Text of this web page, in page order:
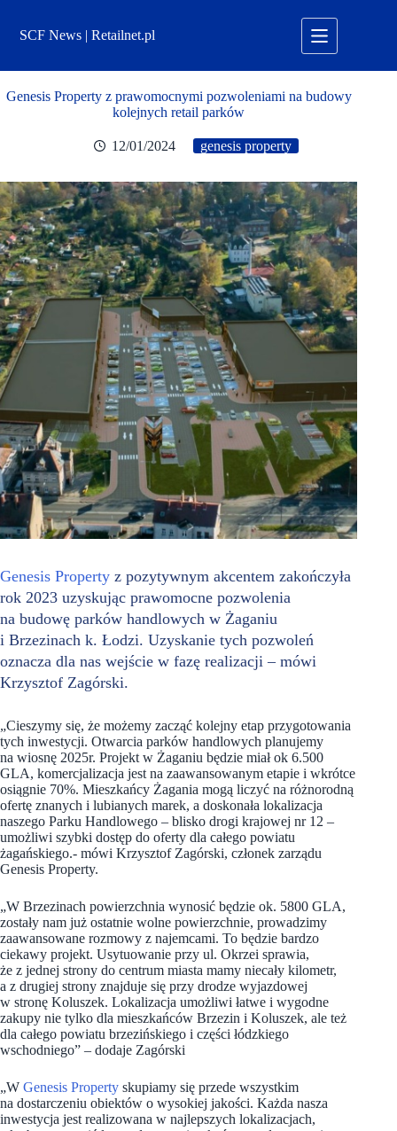
treściSCF News | Retailnet.pl
Genesis Property z prawomocnymi pozwoleniami na budowy
kolejnych retail parków
12/01/2024 genesis property
Genesis Property z pozytywnym akcentem zakończyła
rok 2023 uzyskując prawomocne pozwolenia
na budowę parków handlowych w Żaganiu
i Brzezinach k. Łodzi. Uzyskanie tych pozwoleń
oznacza dla nas wejście w fazę realizacji – mówi
Krzysztof Zagórski.
„Cieszymy się, że możemy zacząć kolejny etap przygotowania
tych inwestycji. Otwarcia parków handlowych planujemy
na wiosnę 2025r. Projekt w Żaganiu będzie miał ok 6.500
GLA, komercjalizacja jest na zaawansowanym etapie i wkrótce
osiągnie 70%. Mieszkańcy Żagania mogą liczyć na różnorodną
ofertę znanych i lubianych marek, a doskonała lokalizacja
naszego Parku Handlowego – blisko drogi krajowej nr 12 –
umożliwi szybki dostęp do oferty dla całego powiatu
żagańskiego.- mówi Krzysztof Zagórski, członek zarządu
Genesis Property.
„W Brzezinach powierzchnia wynosić będzie ok. 5800 GLA,
zostały nam już ostatnie wolne powierzchnie, prowadzimy
zaawansowane rozmowy z najemcami. To będzie bardzo
ciekawy projekt. Usytuowanie przy ul. Okrzei sprawia,
że z jednej strony do centrum miasta mamy niecały kilometr,
a z drugiej strony znajduje się przy drodze wyjazdowej
w stronę Koluszek. Lokalizacja umożliwi łatwe i wygodne
zakupy nie tylko dla mieszkańców Brzezin i Koluszek, ale też
dla całego powiatu brzezińskiego i części łódzkiego
wschodniego” – dodaje Zagórski
„W Genesis Property skupiamy się przede wszystkim
na dostarczeniu obiektów o wysokiej jakości. Każda nasza
inwestycja jest realizowana w najlepszych lokalizacjach,